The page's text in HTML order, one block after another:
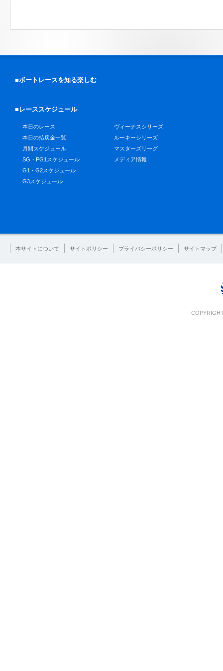
■ボートレースを知る楽しむ
■レーススケジュール
本日のレース
本日の払戻金一覧
月間スケジュール
SG・PG1スケジュール
G1・G2スケジュール
G3スケジュール
ヴィーナスシリーズ
ルーキーシリーズ
マスターズリーグ
メディア情報
本サイトについて サイトポリシー プライバシーポリシー サイトマップ